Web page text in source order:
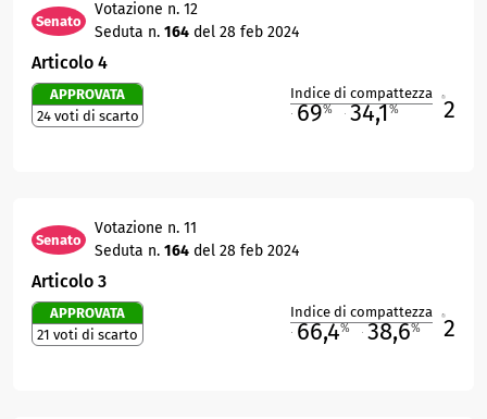
Senato
Votazione n. 12
Seduta n. 164 del 28 feb 2024
Articolo 4
APPROVATA
24 voti di scarto
Indice di compattezza
69% 34,1% 2
Senato
Votazione n. 11
Seduta n. 164 del 28 feb 2024
Articolo 3
APPROVATA
21 voti di scarto
Indice di compattezza
66,4% 38,6% 2